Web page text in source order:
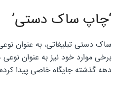
‘چاپ ساک دستی’
ساک دستی تبلیغاتی، به عنوان
برخی موارد خود نیز به عنوان
دهه گذشته جایگاه خاصی پیدا